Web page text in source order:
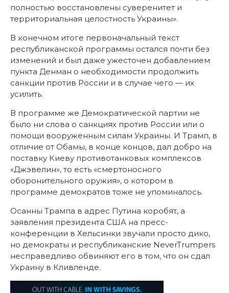
полностью восстановлены суверенитет и
территориальная целостность Украины».
В конечном итоге первоначальный текст
республиканской программы остался почти без
изменений и был даже ужесточен добавлением
пункта Денман о необходимости продолжить
санкции против России и в случае чего — их
усилить.
В программе же Демократической партии не
было ни слова о санкциях против России или о
помощи вооруженным силам Украины. И Трамп, в
отличие от Обамы, в конце концов, дал добро на
поставку Киеву противотанковых комплексов
«Джэвелин», то есть «смертоносного
оборонительного оружия», о котором в
программе демократов тоже не упоминалось.
Осанны Трампа в адрес Путина коробят, а
заявления президента США на пресс-
конференции в Хельсинки звучали просто дико,
но демократы и республиканские NeverTrumpers
несправедливо обвиняют его в том, что он сдал
Украину в Кливленде.